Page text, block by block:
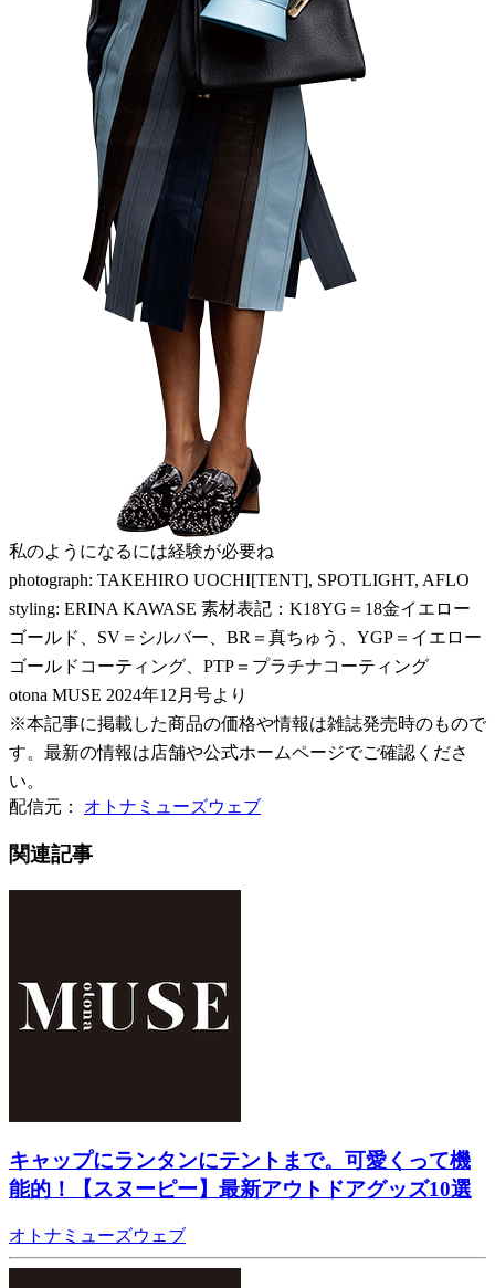
私のようになるには経験が必要ね
photograph: TAKEHIRO UOCHI[TENT], SPOTLIGHT, AFLO
styling: ERINA KAWASE 素材表記：K18YG＝18金イエロー
ゴールド、SV＝シルバー、BR＝真ちゅう、YGP＝イエロー
ゴールドコーティング、PTP＝プラチナコーティング
otona MUSE 2024年12月号より
※本記事に掲載した商品の価格や情報は雑誌発売時のもので
す。最新の情報は店舗や公式ホームページでご確認くださ
い。
配信元： オトナミューズウェブ
関連記事
キャップにランタンにテントまで。可愛くって機
能的！【スヌーピー】最新アウトドアグッズ10選
オトナミューズウェブ